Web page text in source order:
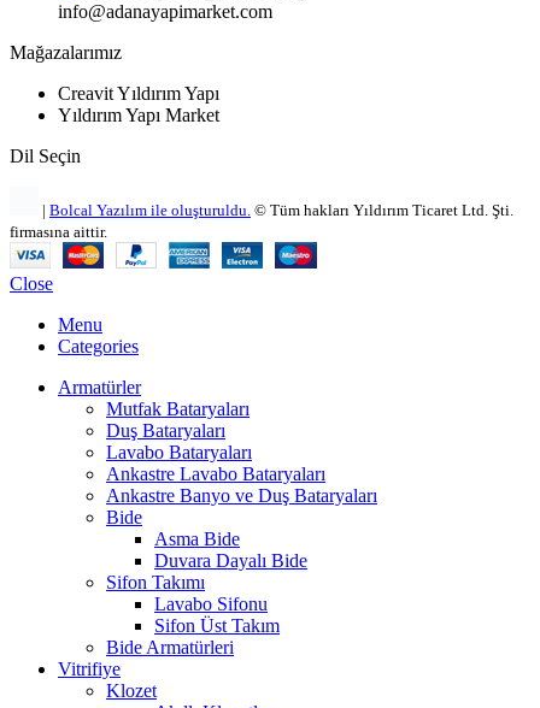
info@adanayapimarket.com
Mağazalarımız
Creavit Yıldırım Yapı
Yıldırım Yapı Market
Dil Seçin
| Bolcal Yazılım ile oluşturuldu. © Tüm hakları Yıldırım Ticaret Ltd. Şti.
firmasına aittir.
Close
Menu
Categories
Armatürler
Mutfak Bataryaları
Duş Bataryaları
Lavabo Bataryaları
Ankastre Lavabo Bataryaları
Ankastre Banyo ve Duş Bataryaları
Bide
Asma Bide
Duvara Dayalı Bide
Sifon Takımı
Lavabo Sifonu
Sifon Üst Takım
Bide Armatürleri
Vitrifiye
Klozet